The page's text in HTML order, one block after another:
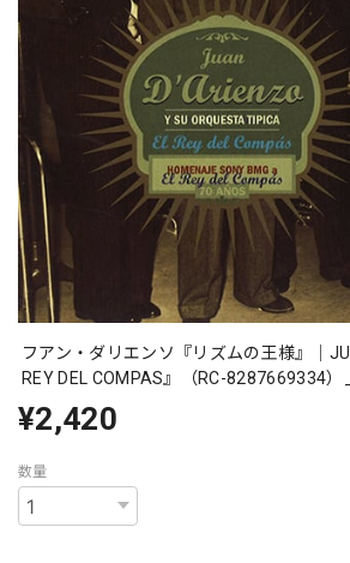
フアン・ダリエンソ『リズムの王様』｜
REY DEL COMPAS』（RC-8287669334）
¥2,420
数量